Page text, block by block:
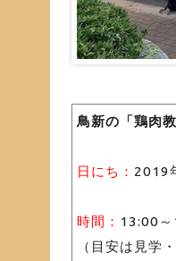
鳥新の「鶏肉教
日にち： 2019
時間： 13:00
（目安は見学